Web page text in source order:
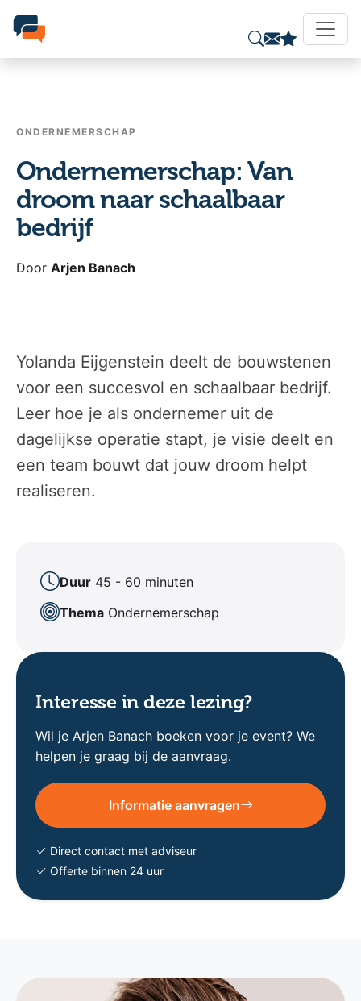
ONDERNEMERSCHAP
Ondernemerschap: Van
droom naar schaalbaar
bedrijf
Door Arjen Banach
Yolanda Eijgenstein deelt de bouwstenen
voor een succesvol en schaalbaar bedrijf.
Leer hoe je als ondernemer uit de
dagelijkse operatie stapt, je visie deelt en
een team bouwt dat jouw droom helpt
realiseren.
Duur 45 - 60 minuten
Thema Ondernemerschap
Interesse in deze lezing?
Wil je Arjen Banach boeken voor je event? We
helpen je graag bij de aanvraag.
Informatie aanvragen
Direct contact met adviseur
Offerte binnen 24 uur